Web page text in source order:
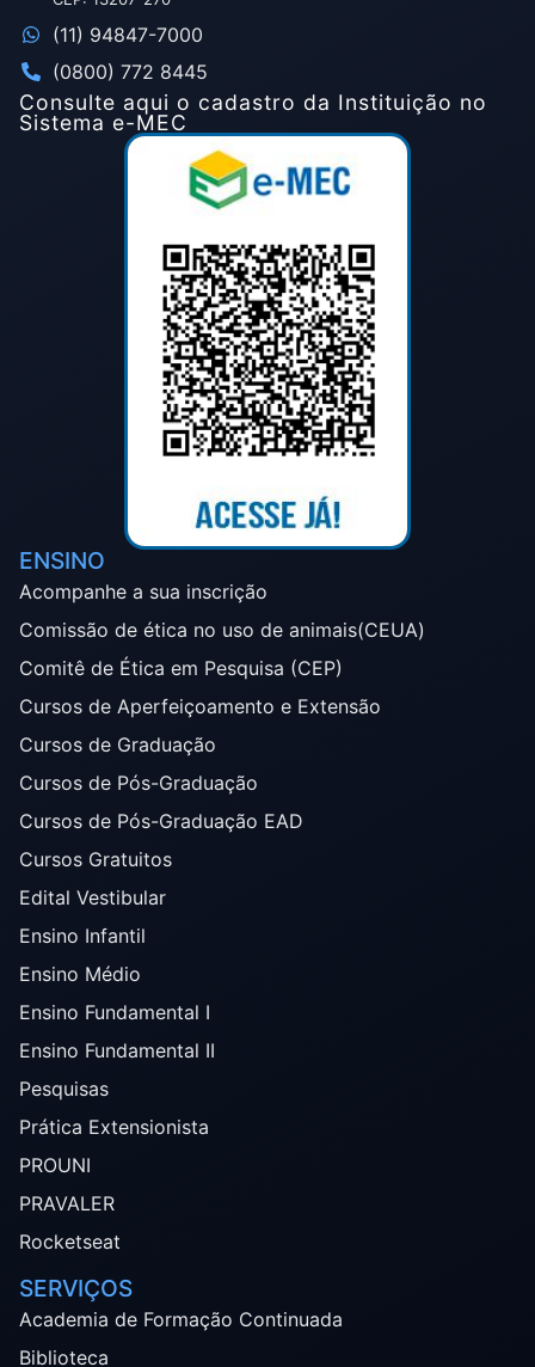
(11) 94847-7000
(0800) 772 8445
Consulte aqui o cadastro da Instituição no
Sistema e-MEC
ENSINO
Acompanhe a sua inscrição
Comissão de ética no uso de animais(CEUA)
Comitê de Ética em Pesquisa (CEP)
Cursos de Aperfeiçoamento e Extensão
Cursos de Graduação
Cursos de Pós-Graduação
Cursos de Pós-Graduação EAD
Cursos Gratuitos
Edital Vestibular
Ensino Infantil
Ensino Médio
Ensino Fundamental I
Ensino Fundamental II
Pesquisas
Prática Extensionista
PROUNI
PRAVALER
Rocketseat
SERVIÇOS
Academia de Formação Continuada
Biblioteca